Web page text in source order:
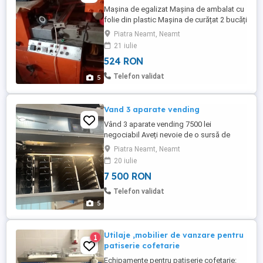
5
Mașina de egalizat Mașina de ambalat cu
folie din plastic Mașina de curățat 2 bucăți
Mașina de dozat firul Mașina de turnat
adezivul Doua compresoare
KAESER,uscător aer și butelie de
înmagazinare Utilajele sunt în stare buna
de funcționare (Relații numai la telefon)
Piatra Neamt, Neamt
21 iulie
524 RON
Telefon validat
5
Vand 3 aparate vending
Vând 3 aparate vending 7500 lei
negociabil Aveți nevoie de o sursă de
venit pasiv care nu vă cere să dormiți
lângă ea? Vând 3 aparate vending (2 de
snacks + 1 de băuturi calde) care au
muncit cinstit și acum caută un nou
stăpân cu ambiții. Ce oferă pachetul: 2
Piatra Neamt, Neamt
20 iulie
7 500 RON
Telefon validat
1
Utilaje ,mobilier de vanzare pentru
patiserie cofetarie
Echipamente pentru patiserie cofetarie: